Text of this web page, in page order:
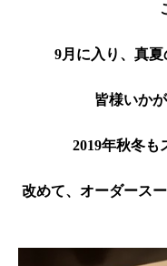
9月に入り、真
皆様いか
2019年秋冬も
改めて、オーダース